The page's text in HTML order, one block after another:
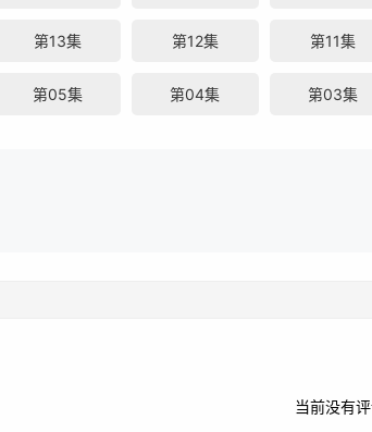
第13集 第12集 第11集
第05集 第04集 第03集
当前没有